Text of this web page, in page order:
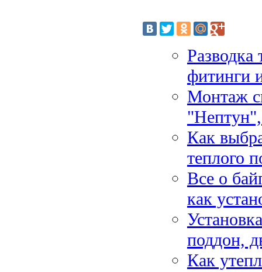
Разводка
фитинги
Монтаж
Как
теплого
Все о
как
поддон,
Как